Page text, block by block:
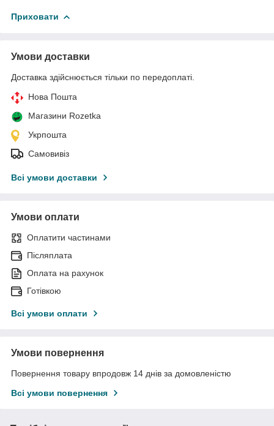
Приховати
Умови доставки
Доставка здійснюється тільки по передоплаті.
Нова Пошта
Магазини Rozetka
Укрпошта
Самовивіз
Всі умови доставки
Умови оплати
Оплатити частинами
Післяплата
Оплата на рахунок
Готівкою
Всі умови оплати
Умови повернення
Повернення товару впродовж 14 днів за домовленістю
Всі умови повернення